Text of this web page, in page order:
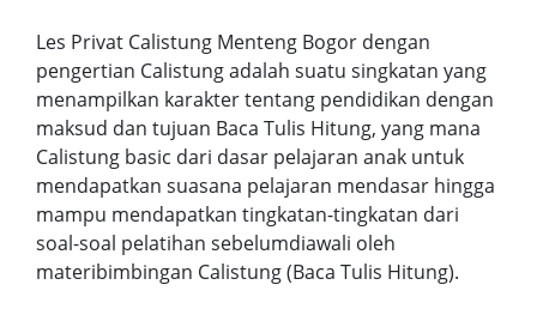
Les Privat Calistung Menteng Bogor dengan
pengertian Calistung adalah suatu singkatan yang
menampilkan karakter tentang pendidikan dengan
maksud dan tujuan Baca Tulis Hitung, yang mana
Calistung basic dari dasar pelajaran anak untuk
mendapatkan suasana pelajaran mendasar hingga
mampu mendapatkan tingkatan-tingkatan dari
soal-soal pelatihan sebelumdiawali oleh
materibimbingan Calistung (Baca Tulis Hitung).